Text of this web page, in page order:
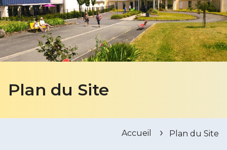
Plan du Site
Accueil Plan du Site